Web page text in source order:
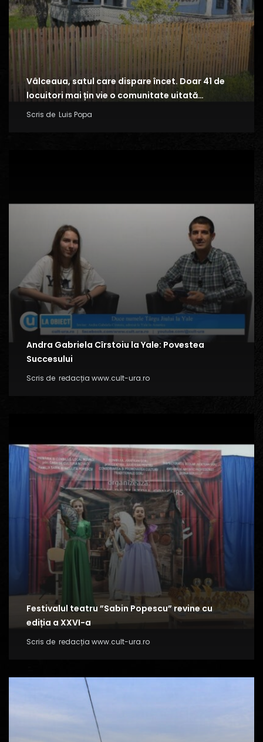
Vâlceaua, satul care dispare încet. Doar 41 de
locuitori mai țin vie o comunitate uitată…
Scris de Luis Popa
Andra Gabriela Cîrstoiu la Yale: Povestea
Succesului
Scris de redacția www.cult-ura.ro
Festivalul teatru ”Sabin Popescu” revine cu
ediția a XXVI-a
Scris de redacția www.cult-ura.ro